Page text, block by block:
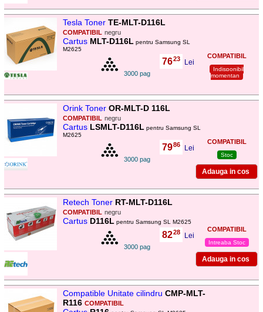
Tesla Toner TE-MLT-D116L
COMPATIBIL negru
Cartus MLT-D116L pentru Samsung SL
M2625
3000 pag
COMPATIBIL
Indisponibil
momentan
7623 Lei
Orink Toner OR-MLT-D 116L
COMPATIBIL negru
Cartus LSMLT-D116L pentru Samsung SL
M2625
3000 pag
COMPATIBIL
Stoc
79,86 Lei
Retech Toner RT-MLT-D116L
COMPATIBIL negru
Cartus D116L pentru Samsung SL M2625
3000 pag
COMPATIBIL
Intreaba Stoc
8228 Lei
Compatible Unitate cilindru CMP-MLT-
R116 COMPATIBIL